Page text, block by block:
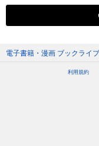
電子書籍・漫画 ブックライブ
利用規約